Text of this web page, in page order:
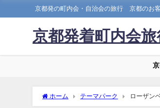
京都発の町内会・自治会の旅行 京都のお
京都発着町内会旅
ホーム テーマパーク ローザン